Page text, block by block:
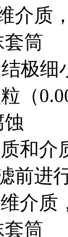
介质
筒
极
（
和
前进
介质
筒